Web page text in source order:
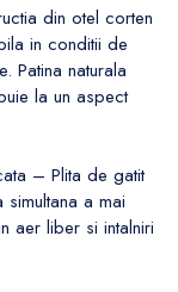
din otel corten
in conditii de
Patina naturala
la un aspect
– Plita de gatit
a mai
aer liber si intalniri